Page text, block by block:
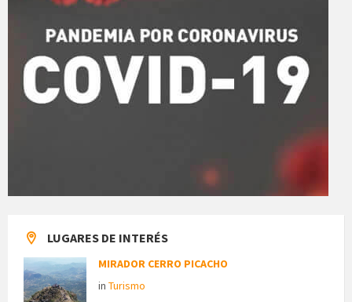
LUGARES DE INTERÉS
MIRADOR CERRO PICACHO
in Turismo